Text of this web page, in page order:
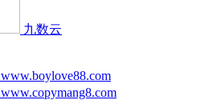
九数云
www.boylove88.com
www.copymang8.com